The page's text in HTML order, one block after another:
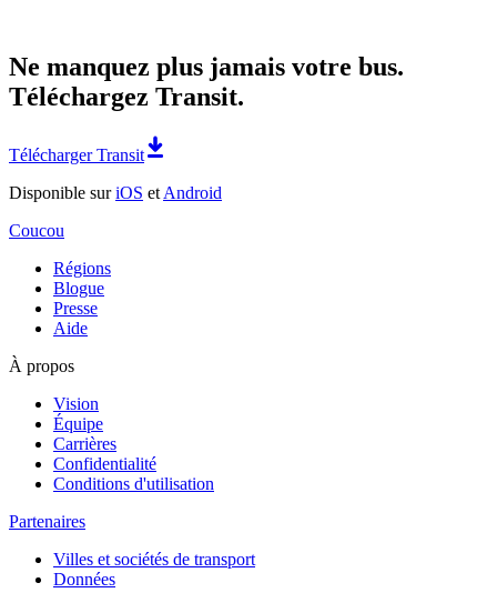
Ne manquez plus jamais votre bus.
Téléchargez Transit.
Télécharger Transit
Disponible suriOS et Android
Coucou
Régions
Blogue
Presse
Aide
À propos
Vision
Équipe
Carrières
Confidentialité
Conditions d'utilisation
Partenaires
Villes et sociétés de transport
Données